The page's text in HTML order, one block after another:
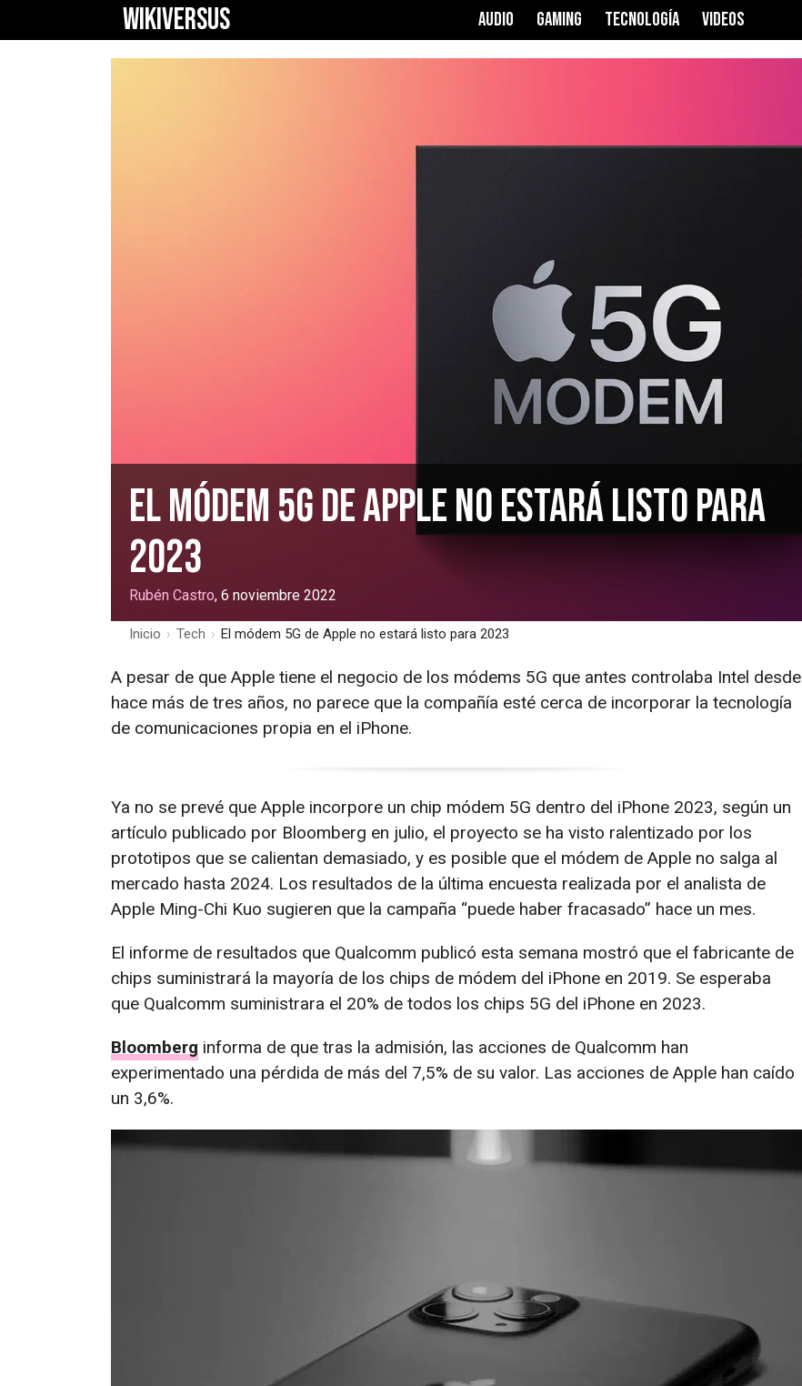
WIKIVERSUS AUDIO GAMING TECNOLOGÍA VIDEOS
El módem 5G de Apple no estará listo para
2023
Rubén Castro, 6 noviembre 2022
Inicio › Tech › El módem 5G de Apple no estará listo para 2023
A pesar de que Apple tiene el negocio de los módems 5G que antes controlaba Intel desde
hace más de tres años, no parece que la compañía esté cerca de incorporar la tecnología
de comunicaciones propia en el iPhone.
Ya no se prevé que Apple incorpore un chip módem 5G dentro del iPhone 2023, según un
artículo publicado por Bloomberg en julio, el proyecto se ha visto ralentizado por los
prototipos que se calientan demasiado, y es posible que el módem de Apple no salga al
mercado hasta 2024. Los resultados de la última encuesta realizada por el analista de
Apple Ming-Chi Kuo sugieren que la campaña “puede haber fracasado” hace un mes.
El informe de resultados que Qualcomm publicó esta semana mostró que el fabricante de
chips suministrará la mayoría de los chips de módem del iPhone en 2019. Se esperaba
que Qualcomm suministrara el 20% de todos los chips 5G del iPhone en 2023.
Bloomberg informa de que tras la admisión, las acciones de Qualcomm han
experimentado una pérdida de más del 7,5% de su valor. Las acciones de Apple han caído
un 3,6%.